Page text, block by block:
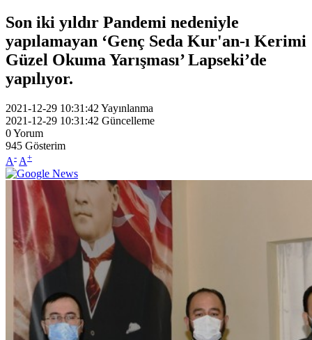
Son iki yıldır Pandemi nedeniyle
yapılamayan ‘Genç Seda Kur'an-ı Kerimi
Güzel Okuma Yarışması’ Lapseki’de
yapılıyor.
2021-12-29 10:31:42 Yayınlanma
2021-12-29 10:31:42 Güncelleme
0Yorum
945 Gösterim
A- A+